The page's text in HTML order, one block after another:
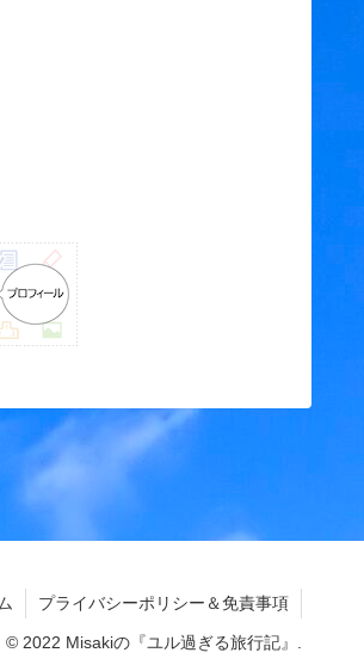
プライバシーポリシー＆免責事項
© 2022 Misakiの『ユル過ぎる旅行記』.